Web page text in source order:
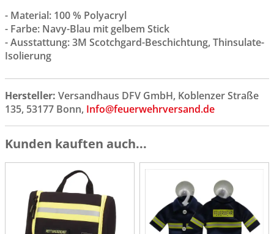
- Material: 100 % Polyacryl
- Farbe: Navy-Blau mit gelbem Stick
- Ausstattung: 3M Scotchgard-Beschichtung, Thinsulate-
Isolierung
Hersteller: Versandhaus DFV GmbH, Koblenzer Straße
135, 53177 Bonn, Info@feuerwehrversand.de
Kunden kauften auch...